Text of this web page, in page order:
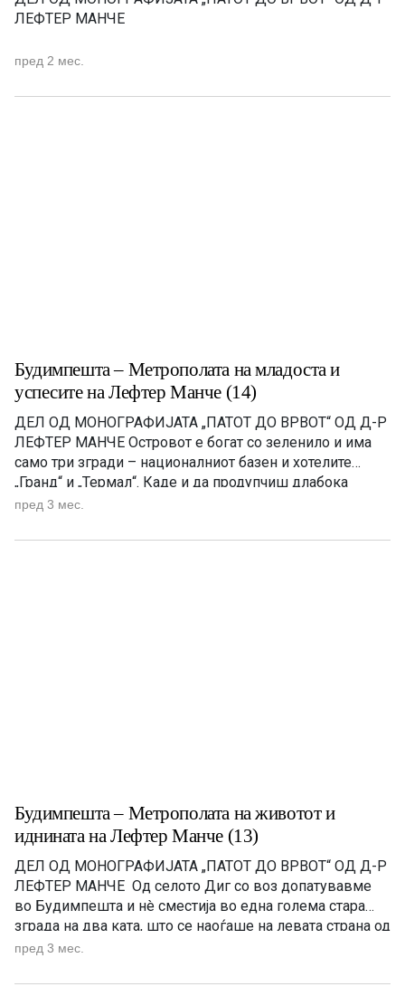
ЛЕФТЕР МАНЧЕ
пред 2 мес.
Будимпешта – Метрополата на младоста и
успесите на Лефтер Манче (14)
ДЕЛ ОД МОНОГРАФИЈАТА „ПАТОТ ДО ВРВОТ“ OД Д-Р
ЛЕФТЕР МАНЧЕ Островот е богат со зеленило и има
само три згради – националниот базен и хотелите
„Гранд“ и „Термал“. Каде и да продупчиш длабока
дупка во Будимпешта, и на многу места во Унгарија, ќе
кои иако биле […]
пред 3 мес.
Будимпешта – Метрополата на животот и
иднината на Лефтер Манче (13)
ДЕЛ ОД МОНОГРАФИЈАТА „ПАТОТ ДО ВРВОТ“ OД Д-Р
ЛЕФТЕР МАНЧЕ Од селото Диг со воз допатувавме
во Будимпешта и нè сместија во една голема стара
зграда на два ката, што се наоѓаше на левата страна од
реката Дунав. Тука бевме сместени над двeсте деца,
Македонија. Во големите […]
пред 3 мес.